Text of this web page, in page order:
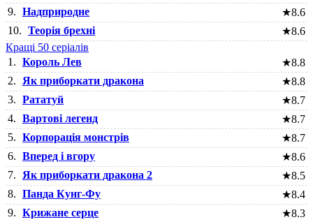
9. Надприродне ★8.6
10. Теорія брехні ★8.6
Кращі 50 серіалів
1. Король Лев ★8.8
2.
Як приборкати дракона ★8.8
3. Рататуй ★8.7
4. Вартові легенд ★8.7
5. Корпорація монстрів ★8.7
6. Вперед і вгору ★8.6
7.
Як приборкати дракона 2 ★8.5
8. Панда Кунг-Фу ★8.4
9. Крижане серце ★8.3